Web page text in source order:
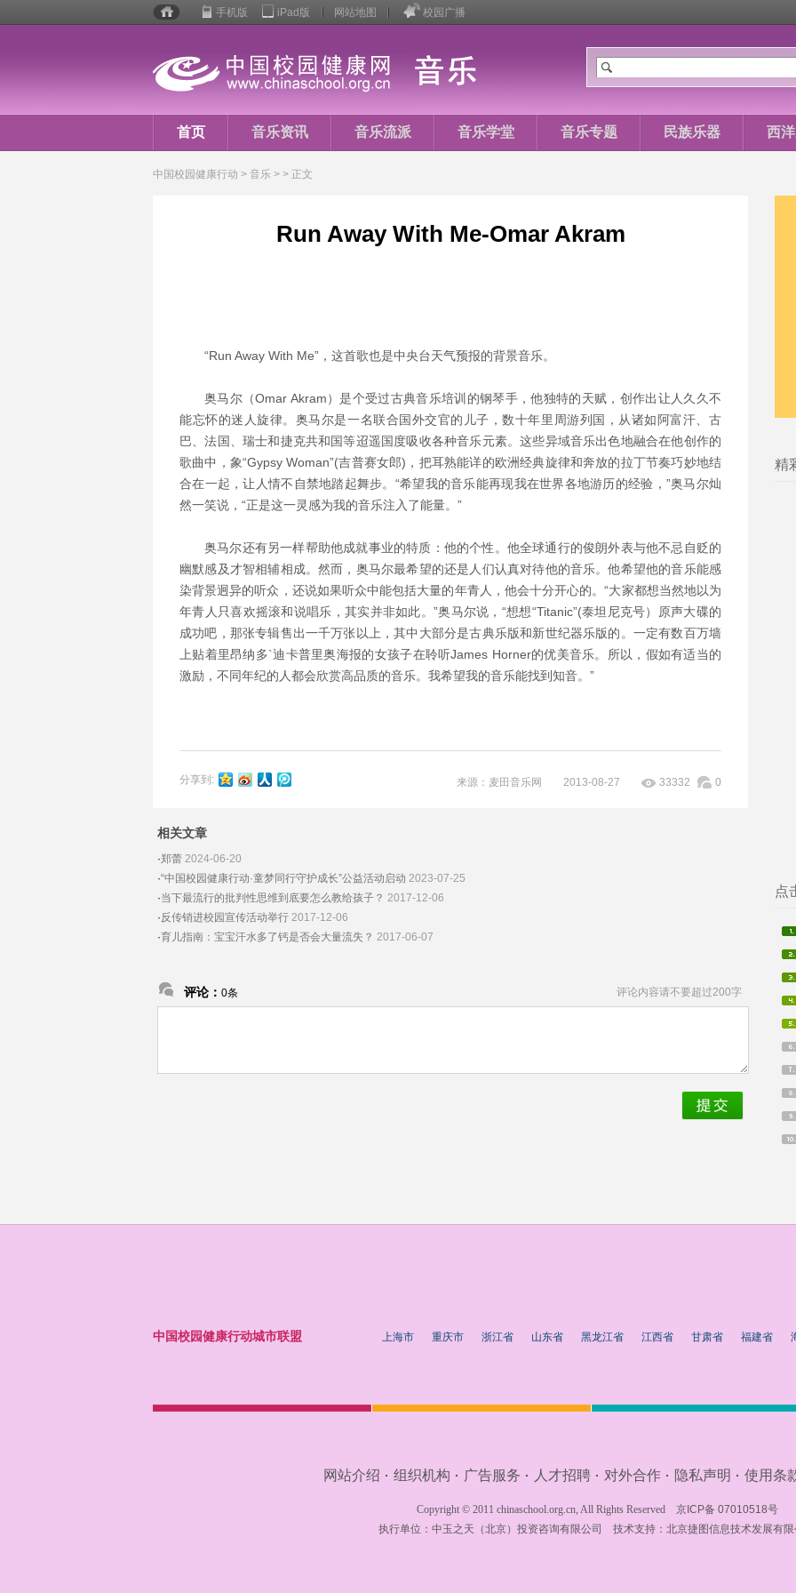
行动
手机版 iPad版 网站地图 校园广播
首页 音乐资讯 音乐流派 音乐学堂 音乐专题 民族乐器 西
音乐人生
中国校园健康行动 > 音乐 > > 正文
Run Away With Me-Omar Akram
“Run Away With Me”，这首歌也是中央台天气预报的背景音乐。
奥马尔（Omar Akram）是个受过古典音乐培训的钢琴手，他独特的天赋，创作出让人久久不
能忘怀的迷人旋律。奥马尔是一名联合国外交官的儿子，数十年里周游列国，从诸如阿富汗、古
巴、法国、瑞士和捷克共和国等迢遥国度吸收各种音乐元素。这些异域音乐出色地融合在他创作的
歌曲中，象“Gypsy Woman”(吉普赛女郎)，把耳熟能详的欧洲经典旋律和奔放的拉丁节奏巧妙地结
合在一起，让人情不自禁地踏起舞步。“希望我的音乐能再现我在世界各地游历的经验，”奥马尔灿
然一笑说，“正是这一灵感为我的音乐注入了能量。”
奥马尔还有另一样帮助他成就事业的特质：他的个性。他全球通行的俊朗外表与他不忌自贬的
幽默感及才智相辅相成。然而，奥马尔最希望的还是人们认真对待他的音乐。他希望他的音乐能感
染背景迥异的听众，还说如果听众中能包括大量的年青人，他会十分开心的。“大家都想当然地以为
年青人只喜欢摇滚和说唱乐，其实并非如此。”奥马尔说，“想想“Titanic”(泰坦尼克号）原声大碟的
成功吧，那张专辑售出一千万张以上，其中大部分是古典乐版和新世纪器乐版的。一定有数百万墙
上贴着里昂纳多`迪卡普里奥海报的女孩子在聆听James Horner的优美音乐。所以，假如有适当的
激励，不同年纪的人都会欣赏高品质的音乐。我希望我的音乐能找到知音。”
分享到: 来源：麦田音乐网 2013-08-27 33332 0
相关文章
·郑蕾 2024-06-20
·“中国校园健康行动·童梦同行守护成长”公益活动启动 2023-07-25
·当下最流行的批判性思维到底要怎么教给孩子？ 2017-12-06
·反传销进校园宣传活动举行 2017-12-06
·育儿指南：宝宝汗水多了钙是否会大量流失？ 2017-06-07
评论： 0条 评论内容请不要超过200字
精
点
中国校园健康行动城市联盟 上海市 重庆市 浙江省 山东省 黑龙江省 江西省 甘肃省 福建省
网站介绍 · 组织机构 · 广告服务 · 人才招聘 · 对外合作 · 隐私声明 · 使用条
Copyright © 2011 chinaschool.org.cn, All Rights Reserved京ICP备 07010518号
执行单位： 中玉之天（北京）投资咨询有限公司 技术支持： 北京捷图信息技术发展有